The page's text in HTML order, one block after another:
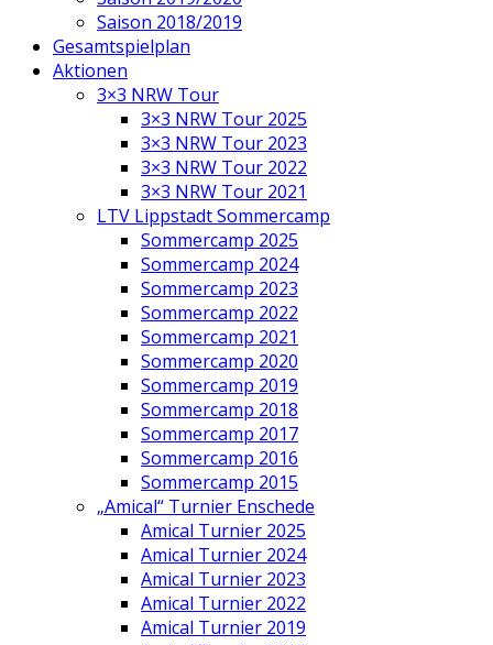
Saison 2018/2019
Gesamtspielplan
Aktionen
3×3 NRW Tour
3×3 NRW Tour 2025
3×3 NRW Tour 2023
3×3 NRW Tour 2022
3×3 NRW Tour 2021
LTV Lippstadt Sommercamp
Sommercamp 2025
Sommercamp 2024
Sommercamp 2023
Sommercamp 2022
Sommercamp 2021
Sommercamp 2020
Sommercamp 2019
Sommercamp 2018
Sommercamp 2017
Sommercamp 2016
Sommercamp 2015
„Amical“ Turnier Enschede
Amical Turnier 2025
Amical Turnier 2024
Amical Turnier 2023
Amical Turnier 2022
Amical Turnier 2019